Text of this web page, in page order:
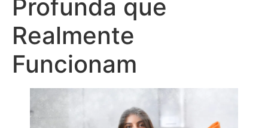
Profunda que
Realmente
Funcionam